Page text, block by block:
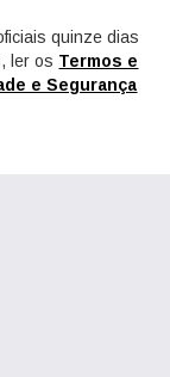
quinze dias
ler os Termos e
e Segurança